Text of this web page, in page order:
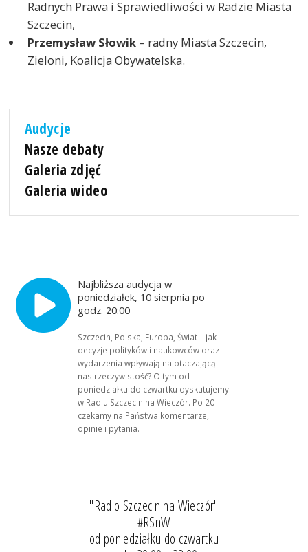
Radnych Prawa i Sprawiedliwości w Radzie Miasta
Szczecin,
Przemysław Słowik– radny Miasta Szczecin,
Zieloni, Koalicja Obywatelska.
Audycje
Nasze debaty
Galeria zdjęć
Galeria wideo
Najbliższa audycja w
poniedziałek, 10 sierpnia po
godz. 20:00
Szczecin, Polska, Europa, Świat – jak
decyzje polityków i naukowców oraz
wydarzenia wpływają na otaczającą
nas rzeczywistość? O tym od
poniedziałku do czwartku dyskutujemy
w Radiu Szczecin na Wieczór. Po 20
czekamy na Państwa komentarze,
opinie i pytania.
"Radio Szczecin na Wieczór"
#RSnW
od poniedziałku do czwartku